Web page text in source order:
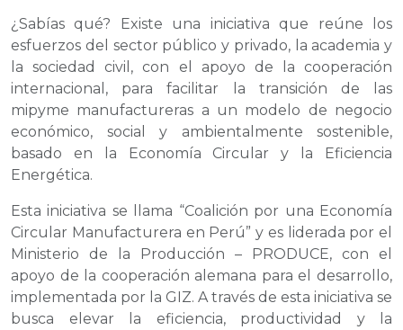
¿Sabías qué? Existe una iniciativa que reúne los
esfuerzos del sector público y privado, la academia y
la sociedad civil, con el apoyo de la cooperación
internacional, para facilitar la transición de las
mipyme manufactureras a un modelo de negocio
económico, social y ambientalmente sostenible,
basado en la Economía Circular y la Eficiencia
Energética.
Esta iniciativa se llama “Coalición por una Economía
Circular Manufacturera en Perú” y es liderada por el
Ministerio de la Producción – PRODUCE, con el
apoyo de la cooperación alemana para el desarrollo,
implementada por la GIZ. A través de esta iniciativa se
busca elevar la eficiencia, productividad y la